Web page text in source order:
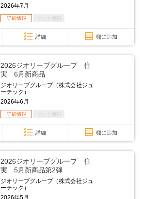
2026年7月
詳細情報 リンク情報
詳細 棚に追加
2026ジオリーブグループ 住
実 6月新商品
ジオリーブグループ（株式会社ジュ
ーテック）
2026年6月
詳細情報 リンク情報
詳細 棚に追加
2026ジオリーブグループ 住
実 5月新商品第2弾
ジオリーブグループ（株式会社ジュ
ーテック）
2026年5月